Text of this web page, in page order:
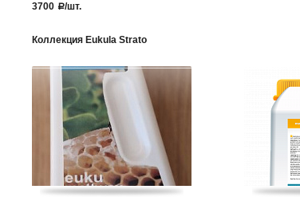
3700
a/шт.
Коллекция Eukula Strato